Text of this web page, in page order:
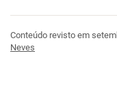
Conteúdo revisto em
Neves